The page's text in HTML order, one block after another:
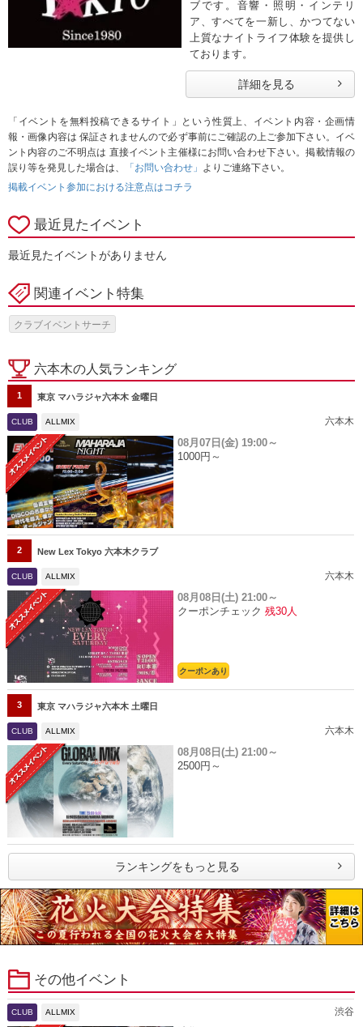
ブです。音響・照明・インテリ
ア、すべてを一新し、かつてない
上質なナイトライフ体験を提供し
ております。
詳細を見る
「イベントを無料投稿できるサイト」という性質上、イベント内容・企画情
報・画像内容は 保証されませんので必ず事前にご確認の上ご参加下さい。イベ
ント内容のご不明点は 直接イベント主催様にお問い合わせ下さい。掲載情報の
誤り等を発見した場合は、
「お問い合わせ」 よりご連絡下さい。
掲載イベント参加における注意点はコチラ
最近見たイベント
最近見たイベントがありません
関連イベント特集
クラブイベントサーチ
六本木の人気ランキング
1 東京 マハラジャ六本木 金曜日
CLUB ALLMIX 六本木
08月07日(金) 19:00～
1000円～
2 New Lex Tokyo 六本木クラブ
CLUB ALLMIX 六本木
08月08日(土) 21:00～
クーポンチェック 残30人
クーポンあり
3 東京 マハラジャ六本木 土曜日
CLUB ALLMIX 六本木
08月08日(土) 21:00～
2500円～
ランキングをもっと見る
その他イベント
CLUB ALLMIX
渋谷